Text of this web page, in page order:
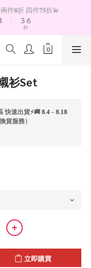
件𝟖折 四件𝟕𝟓折💫
:
4
3
2
0
7
6
5
3
0
秒
衫Set
快速出貨⚡️🚚 𝟖.𝟒 - 𝟖.𝟏𝟖
貨服務）
立即購買